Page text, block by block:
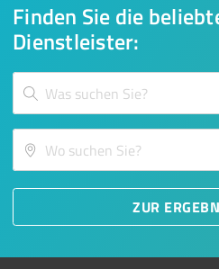
Finden Sie die
Dienstleister:
ZUR